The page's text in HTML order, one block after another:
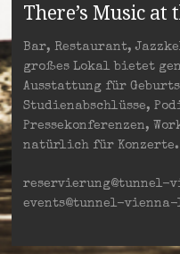
There’s Music at
Bar, Restaurant,
großes Lokal bietet
Ausstattung für
Studienabschlüsse,
Pressekonferenzen,
natürlich für Konzerte.
reservierung@tunnel-
events@tunnel-